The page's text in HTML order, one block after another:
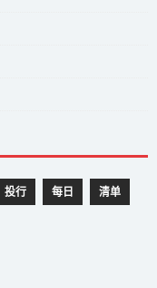
投行 每日 清单